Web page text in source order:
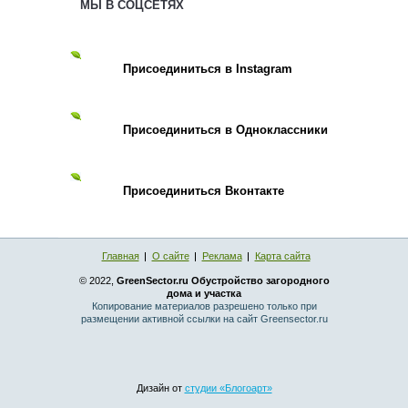
МЫ В СОЦСЕТЯХ
Присоединиться в Instagram
Присоединиться в Одноклассники
Присоединиться Вконтакте
Главная О сайте Реклама Карта сайта
© 2022, GreenSector.ru Обустройство загородного
дома и участка
Копирование материалов разрешено только при
размещении активной ссылки на сайт Greensector.ru
Дизайн от студии «Блогоарт»